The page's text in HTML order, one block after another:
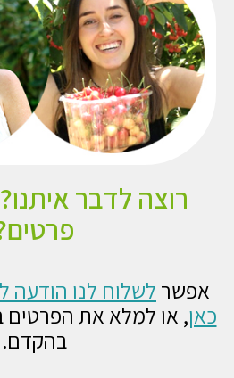
רוצה לדבר
אפשר לשלוח לנו הודעה
כאן, או למלא את הפרטים
בהקדם.